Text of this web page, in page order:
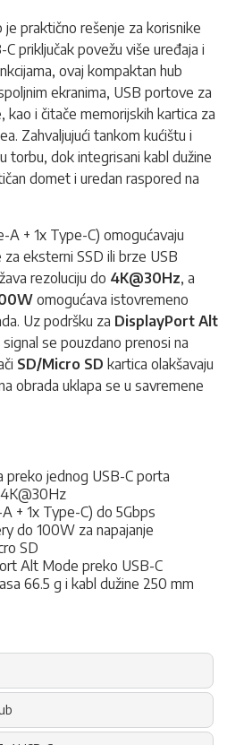
je praktično rešenje za korisnike
priključak povežu više uređaja i
ovaj kompaktan hub
ekranima, USB portove za
i čitače memorijskih kartica za
Zahvaljujući tankom kućištu i
torbu, dok integrisani kabl dužine
domet i uredan raspored na
A + 1x Type-C) omogućavaju
za eksterni SSD ili brze USB
rezoluciju do 4K@30Hz, a
omogućava istovremeno
Uz podršku za DisplayPort Alt
se pouzdano prenosi na
SD/Micro SD kartica olakšavaju
obrada uklapa se u savremene
preko jednog USB-C porta
+ 1x Type-C) do 5Gbps
do 100W za napajanje
SD
Alt Mode preko USB-C
66.5 g i kabl dužine 250 mm